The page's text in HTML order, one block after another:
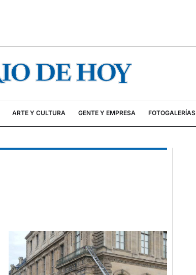
ARTE Y CULTURA GENTE Y EMPRESA FOTOGALERÍAS